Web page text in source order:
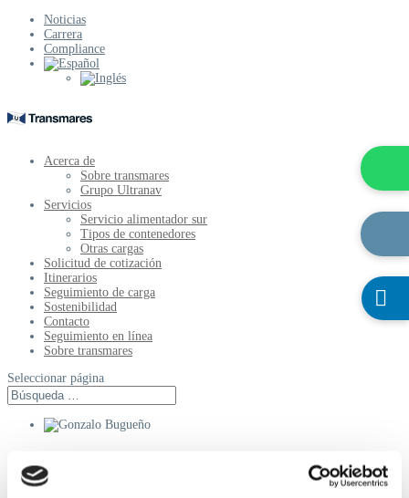
Noticias
Carrera
Compliance
Acerca de
Sobre transmares
Grupo Ultranav
Servicios
Servicio alimentador sur
Tipos de contenedores
Otras cargas
Solicitud de cotización
Itinerarios
Seguimiento de carga
Sostenibilidad
Contacto
Seguimiento en línea
Sobre transmares
Seleccionar página
Gonzalo Bugueño
